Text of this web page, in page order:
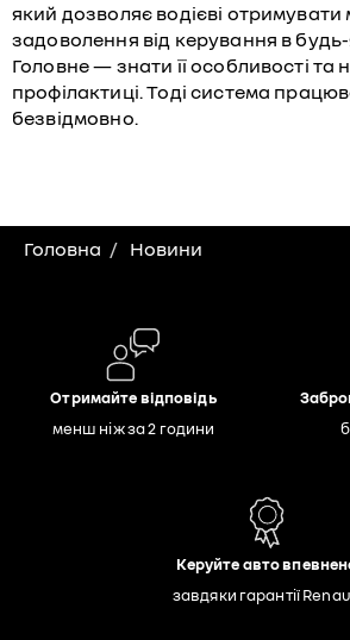
який дозволяє водієві
задоволення від керування в
Головне — знати її особливості та
профілактиці. Тоді система
безвідмовно.
Головна Новини
Отримайте відповідь
менш ніж за 2 години
Керуйте авто
завдяки гарантії